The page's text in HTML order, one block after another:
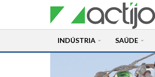
INDÚSTRIA SAÚDE